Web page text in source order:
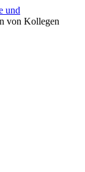
und
von Kollegen